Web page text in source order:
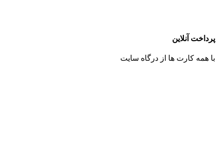
پرداخت آنلاین
با همه کارت ها از درگاه سایت